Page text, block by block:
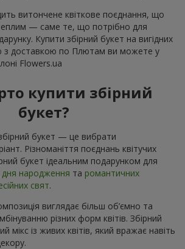
витончене квіткове поєднання, що
— саме те, що потрібно для
Купити збірний букет на вигідних
з доставкою по Плютам ви можете у
Flowers.ua
купити збірний
букет?
букет — це вибрати
Різноманіття поєднань квітучих
букет ідеальним подарунком для
дня народження та романтичних
свят.
виглядає більш об’ємно та
різних форм квітів. Збірний
мікс із живих квітів, який вражає навіть